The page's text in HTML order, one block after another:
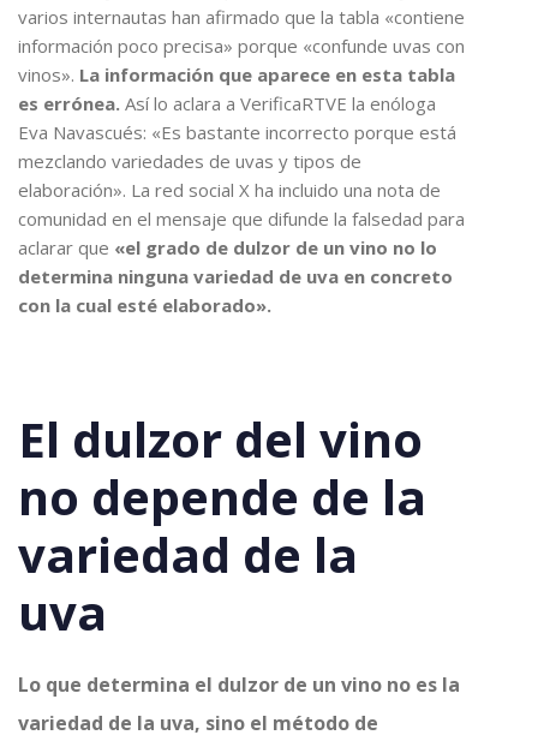
varios internautas han afirmado que la tabla «contiene
información poco precisa» porque «confunde uvas con
vinos». La información que aparece en esta tabla
es errónea. Así lo aclara a VerificaRTVE la enóloga
Eva Navascués: «Es bastante incorrecto porque está
mezclando variedades de uvas y tipos de
elaboración». La red social X ha incluido una nota de
comunidad en el mensaje que difunde la falsedad para
aclarar que «el grado de dulzor de un vino no lo
determina ninguna variedad de uva en concreto
con la cual esté elaborado».
El dulzor del vino
no depende de la
variedad de la
uva
Lo que determina el dulzor de un vino no es la
variedad de la uva, sino el método de